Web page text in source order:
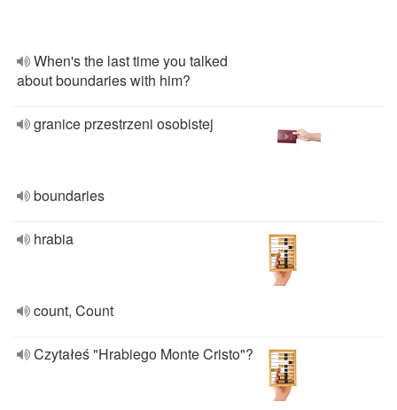
When's the last time you talked
about boundaries with him?
granice przestrzeni osobistej
boundaries
hrabia
count, Count
Czytałeś "Hrabiego Monte Cristo"?